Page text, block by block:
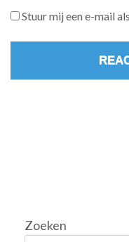
Stuur mij een e-mail
Zoeken